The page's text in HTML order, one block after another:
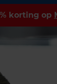
korting op